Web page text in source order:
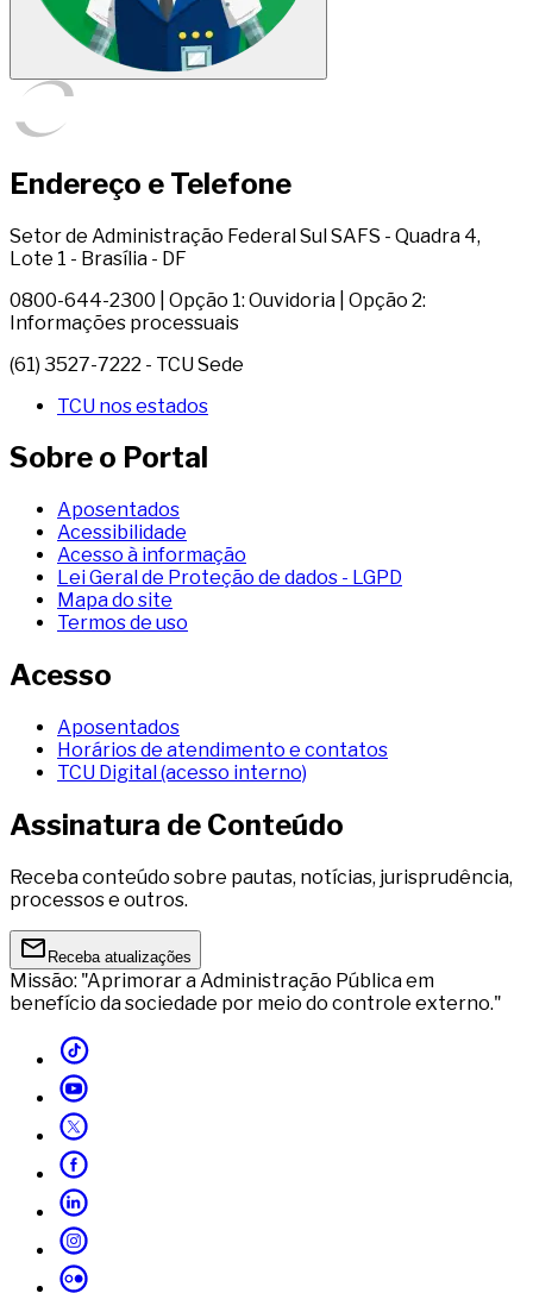
Endereço e Telefone
Setor de Administração Federal Sul SAFS - Quadra 4,
Lote 1 - Brasília - DF
0800-644-2300 | Opção 1: Ouvidoria | Opção 2:
Informações processuais
(61) 3527-7222 - TCU Sede
TCU nos estados
Sobre o Portal
Aposentados
Acessibilidade
Acesso à informação
Lei Geral de Proteção de dados - LGPD
Mapa do site
Termos de uso
Acesso
Aposentados
Horários de atendimento e contatos
TCU Digital (acesso interno)
Assinatura de Conteúdo
Receba conteúdo sobre pautas, notícias, jurisprudência,
processos e outros.
Receba atualizações
Missão: "Aprimorar a Administração Pública em
benefício da sociedade por meio do controle externo."